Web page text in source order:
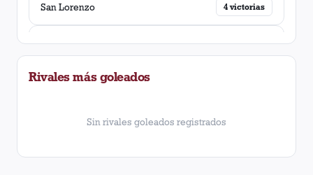
San Lorenzo 4 victorias
Banfield 4 victorias
Gimnasia y Esgrima (La Plata)
Vélez Sarsfield
Rivales más goleados
Sin rivales goleados registrados